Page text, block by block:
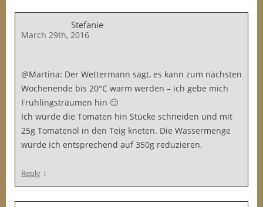
Stefanie
March 29th, 2016
@Martina: Der Wettermann sagt, es kann zum nächsten
Wochenende bis 20°C warm werden – ich gebe mich
Frühlingsträumen hin 🙂
Ich würde die Tomaten hin Stücke schneiden und mit
25g Tomatenöl in den Teig kneten. Die Wassermenge
würde ich entsprechend auf 350g reduzieren.
Reply ↓